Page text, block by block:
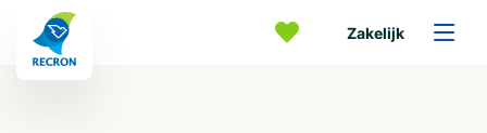
Zakelijk